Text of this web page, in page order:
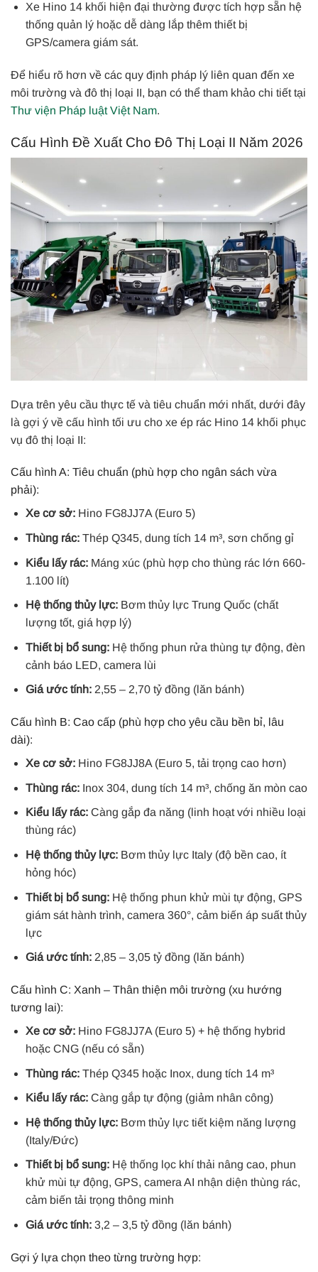
Xe Hino 14 khối hiện đại thường được tích hợp sẵn hệ
thống quản lý hoặc dễ dàng lắp thêm thiết bị
GPS/camera giám sát.
Để hiểu rõ hơn về các quy định pháp lý liên quan đến xe
môi trường và đô thị loại II, bạn có thể tham khảo chi tiết tại
Thư viện Pháp luật Việt Nam.
Cấu Hình Đề Xuất Cho Đô Thị Loại II Năm 2026
Dựa trên yêu cầu thực tế và tiêu chuẩn mới nhất, dưới đây
là gợi ý về cấu hình tối ưu cho xe ép rác Hino 14 khối phục
vụ đô thị loại II:
Cấu hình A: Tiêu chuẩn (phù hợp cho ngân sách vừa
phải):
Xe cơ sở:Hino FG8JJ7A (Euro 5)
Thùng rác:Thép Q345, dung tích 14 m³, sơn chống gỉ
Kiểu lấy rác:Máng xúc (phù hợp cho thùng rác lớn 660-
1.100 lít)
Hệ thống thủy lực:Bơm thủy lực Trung Quốc (chất
lượng tốt, giá hợp lý)
Thiết bị bổ sung:Hệ thống phun rửa thùng tự động, đèn
cảnh báo LED, camera lùi
Giá ước tính:2,55 – 2,70 tỷ đồng (lăn bánh)
Cấu hình B: Cao cấp (phù hợp cho yêu cầu bền bỉ, lâu
dài):
Xe cơ sở:Hino FG8JJ8A (Euro 5, tải trọng cao hơn)
Thùng rác:Inox 304, dung tích 14 m³, chống ăn mòn cao
Kiểu lấy rác:Càng gắp đa năng (linh hoạt với nhiều loại
thùng rác)
Hệ thống thủy lực:Bơm thủy lực Italy (độ bền cao, ít
hỏng hóc)
Thiết bị bổ sung:Hệ thống phun khử mùi tự động, GPS
giám sát hành trình, camera 360°, cảm biến áp suất thủy
lực
Giá ước tính:2,85 – 3,05 tỷ đồng (lăn bánh)
Cấu hình C: Xanh – Thân thiện môi trường (xu hướng
tương lai):
Xe cơ sở:Hino FG8JJ7A (Euro 5) + hệ thống hybrid
hoặc CNG (nếu có sẵn)
Thùng rác:Thép Q345 hoặc Inox, dung tích 14 m³
Kiểu lấy rác:Càng gắp tự động (giảm nhân công)
Hệ thống thủy lực:Bơm thủy lực tiết kiệm năng lượng
(Italy/Đức)
Thiết bị bổ sung:Hệ thống lọc khí thải nâng cao, phun
khử mùi tự động, GPS, camera AI nhận diện thùng rác,
cảm biến tải trọng thông minh
Giá ước tính:3,2 – 3,5 tỷ đồng (lăn bánh)
Gợi ý lựa chọn theo từng trường hợp: